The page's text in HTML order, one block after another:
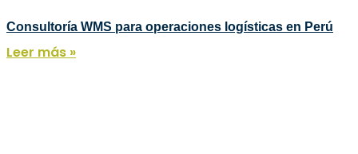
Consultoría WMS para operaciones logísticas en Perú
Leer más »